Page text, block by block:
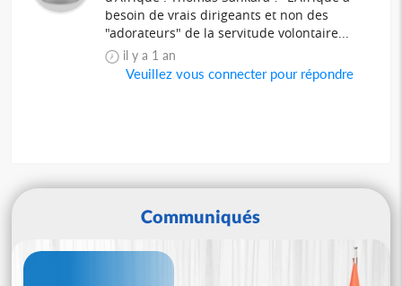
besoin de vrais dirigeants et non des
"adorateurs" de la servitude volontaire...
il y a 1 an
Veuillez vous connecter pour répondre
Communiqués